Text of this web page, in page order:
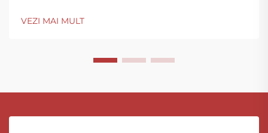
VEZI MAI MULT